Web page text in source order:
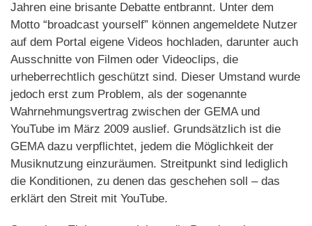
Jahren eine brisante Debatte entbrannt. Unter dem
Motto “broadcast yourself” können angemeldete Nutzer
auf dem Portal eigene Videos hochladen, darunter auch
Ausschnitte von Filmen oder Videoclips, die
urheberrechtlich geschützt sind. Dieser Umstand wurde
jedoch erst zum Problem, als der sogenannte
Wahrnehmungsvertrag zwischen der GEMA und
YouTube im März 2009 auslief. Grundsätzlich ist die
GEMA dazu verpflichtet, jedem die Möglichkeit der
Musiknutzung einzuräumen. Streitpunkt sind lediglich
die Konditionen, zu denen das geschehen soll – das
erklärt den Streit mit YouTube.